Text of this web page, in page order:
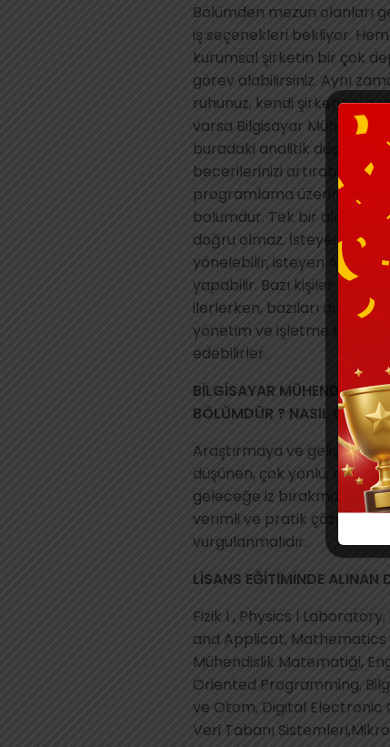
Bölümden mezun olanları
iş seçenekleri bekliyor.
kurumsal şirketin bir çok
görev alabilirsiniz. Aynı
ruhunuz, kendi şirketinizi
varsa Bilgisayar
buradaki analitik düşünme
becerilerinizi
programlama üzerine
bolumdur. Tek bir alandan
doğru olmaz. İsteyenler
yönelebilir, isteyen
yapabilir. Bazı kişiler
ilerlerken, bazıları
yönetim ve işletme
edebilirler.
BİLGİSAYAR MÜHENDİSLİĞİ
BÖLÜMDÜR ? NASIL
Araştırmaya ve gelişmeye
düşünen, çok yönlü, meraklı,
geleceğe iz bırakmak
verimli ve pratik çözümler
vurgulanmalıdır.
LİSANS EĞİTİMİNDE ALINAN
Fizik I , Physics I
and Applicat, Mathematics
Mühendislik Matematiği,
Oriented Programming,
ve Otom, Digital Electronic
Veri Tabanı